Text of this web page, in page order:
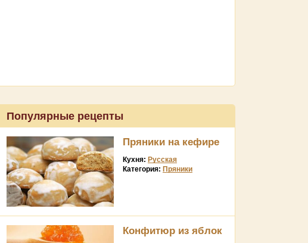
Популярные рецепты
Пряники на кефире
Кухня: Русская
Категория: Пряники
Конфитюр из яблок